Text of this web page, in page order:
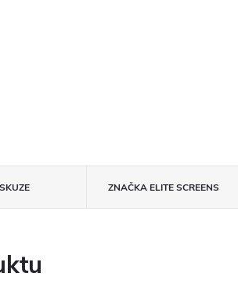
ZNAČKAELITE SCREENS